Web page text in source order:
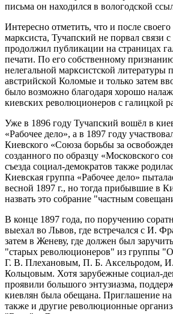
письма он находился в вологодской
Интересно отметить, что и после
марксиста, Тучапский не порвал связи
продолжил публикации на страницах
печати. По его собственному
нелегальной марксистской литературы
австрийской Коломые и только затем
было возможно благодаря хорошо
киевских революционеров с галицкой
Уже в 1896 году Тучапский вошёл в
«Рабочее дело», а в 1897 году
Киевского «Союза борьбы за
созданного по образцу «Московского
съезда социал-демократов также
Киевская группа «Рабочее дело»
весной 1897 г., но тогда прибывшие в
назвать это собрание "частным
В конце 1897 года, по поручению
выехал во Львов, где встречался с И.
затем в Женеву, где должен был
"старых революционеров" из группы
Г. В. Плехановым, П. Б. Аксельродом,
Кольцовым. Хотя зарубежные социал-
проявили большого энтузиазма,
киевлян была обещана. Приглашение на
также и другие революционные